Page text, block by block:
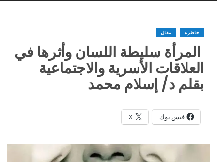
خاطرة مقال
المرأة سليطة اللسان وأثرها في
العلاقات الأسرية والاجتماعية
بقلم د/ إسلام محمد
فيس بوك X